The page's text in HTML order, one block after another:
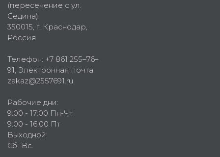
(пересечение с ул.
Седина)
350015, г. Краснодар,
Россия
Телефон: +7 861 255–76–
91, Электронная почта:
zakaz@2557691.ru
Рабочие дни:
9:00 - 17:00 Пн-Чт
9:00 - 16:00 Пт
Выходной:
Сб.-Вс.